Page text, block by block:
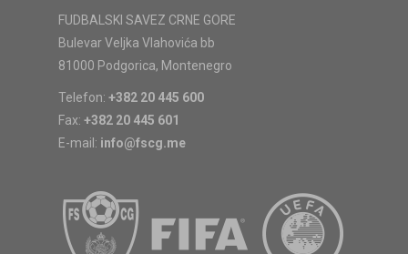
FUDBALSKI SAVEZ CRNE GORE
Bulevar Veljka Vlahovića bb
81000 Podgorica, Montenegro
Telefon: +382 20 445 600
Fax: +382 20 445 601
E-mail: info@fscg.me